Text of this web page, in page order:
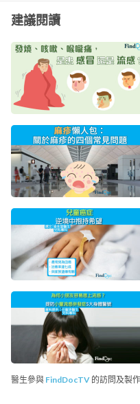
建議閱讀
醫生參與 FindDocTV 的訪問及製